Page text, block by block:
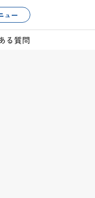
ュー
る質問